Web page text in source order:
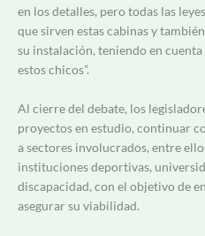
en los detalles, pero todas las
que sirven estas cabinas y
su instalación, teniendo en
estos chicos”.
Al cierre del debate, los
proyectos en estudio, continuar
a sectores involucrados, entre
instituciones deportivas,
discapacidad, con el objetivo de
asegurar su viabilidad.